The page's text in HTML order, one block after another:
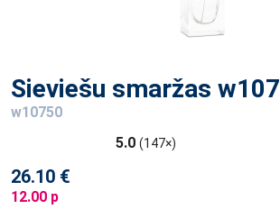
Sieviešu smaržas w107
w10750
5.0 (147×)
26.10 €
12.00 p